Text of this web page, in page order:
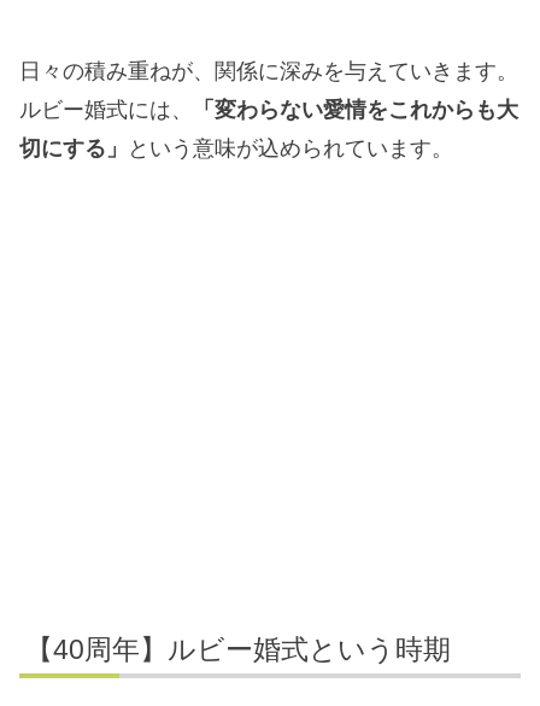
日々の積み重ねが、関係に深みを与えていきます。
ルビー婚式には、
「変わらない愛情をこれからも大
切にする」
という意味が込められています。
【40周年】ルビー婚式という時期